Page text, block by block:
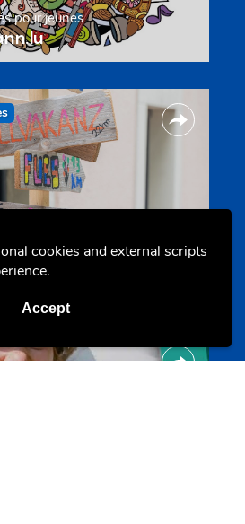
cookies and external scripts
Accept
pour jeunes